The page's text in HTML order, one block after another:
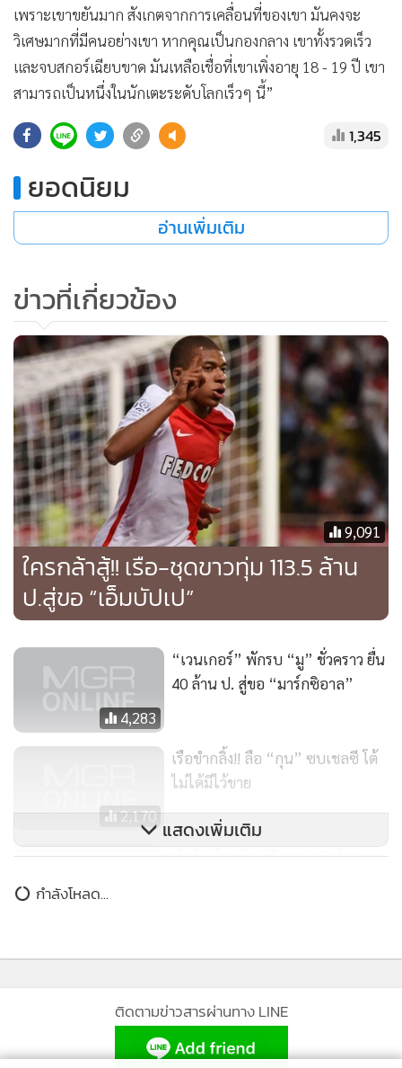
เพราะเขาขยันมาก สังเกตจากการเคลื่อนที่ของเขา มันคงจะ
วิเศษมากที่มีคนอย่างเขา หากคุณเป็นกองกลาง เขาทั้งรวดเร็ว
และจบสกอร์เฉียบขาด มันเหลือเชื่อที่เขาเพิ่งอายุ 18 - 19 ปี เขา
สามารถเป็นหนึ่งในนักเตะระดับโลกเร็วๆ นี้”
1,345
ยอดนิยม
อ่านเพิ่มเติม
ข่าวที่เกี่ยวข้อง
9,091
ใครกล้าสู้!! เรือ-ชุดขาวทุ่ม 113.5 ล้าน
ป.สู่ขอ “เอ็มบัปเป”
4,283
“เวนเกอร์” พักรบ “มู” ชั่วคราว ยื่น
40 ล้าน ป. สู่ขอ “มาร์กซิอาล”
2,170
เรือขำกลิ้ง!! ลือ “กุน” ซบเชลซี โต้
ไม่ได้มีไว้ขาย
เรือปิดจ๊อบซิว “ซิลวา” 43 ล้าน
แสดงเพิ่มเติม
กำลังโหลด...
ติดตามข่าวสารผ่านทาง LINE